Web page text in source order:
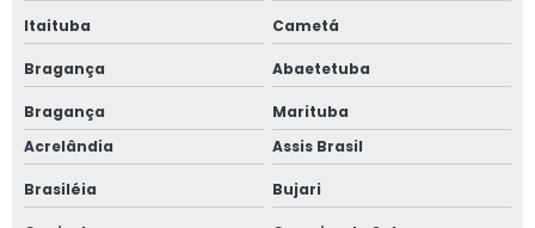
Itaituba Cametá
Bragança Abaetetuba
Bragança
Marituba
Acrelândia
Assis Brasil
Brasiléia Bujari